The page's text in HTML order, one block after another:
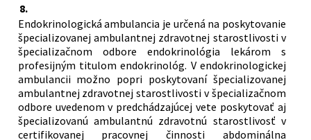
8.
Endokrinologická ambulancia je určená na poskytovanie
špecializovanej ambulantnej zdravotnej starostlivosti v
špecializačnom odbore endokrinológia lekárom s
profesijným titulom endokrinológ. V endokrinologickej
ambulancii možno popri poskytovaní špecializovanej
ambulantnej zdravotnej starostlivosti v špecializačnom
odbore uvedenom v predchádzajúcej vete poskytovať aj
špecializovanú ambulantnú zdravotnú starostlivosť v
certifikovanej pracovnej činnosti abdominálna